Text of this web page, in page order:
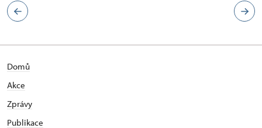
Domů
Akce
Zprávy
Publikace